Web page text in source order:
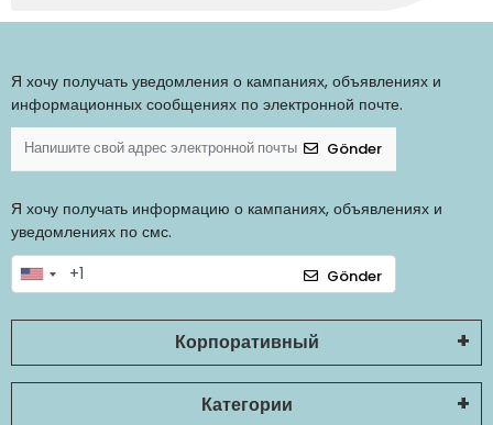
Я хочу получать уведомления о кампаниях, объявлениях и
информационных сообщениях по электронной почте.
Gönder
Я хочу получать информацию о кампаниях, объявлениях и
уведомлениях по смс.
Gönder
Корпоративный
Категории